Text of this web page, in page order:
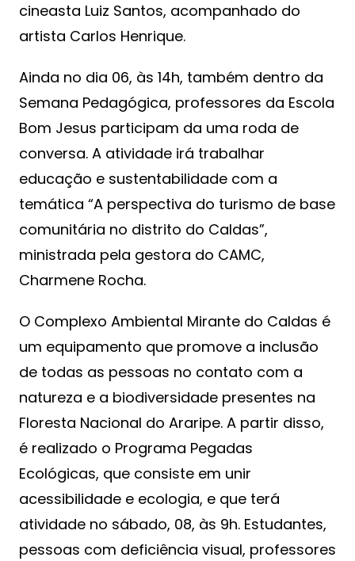
cineasta Luiz Santos, acompanhado do
artista Carlos Henrique.
Ainda no dia 06, às 14h, também dentro da
Semana Pedagógica, professores da Escola
Bom Jesus participam da uma roda de
conversa. A atividade irá trabalhar
educação e sustentabilidade com a
temática “A perspectiva do turismo de base
comunitária no distrito do Caldas”,
ministrada pela gestora do CAMC,
Charmene Rocha.
O Complexo Ambiental Mirante do Caldas é
um equipamento que promove a inclusão
de todas as pessoas no contato com a
natureza e a biodiversidade presentes na
Floresta Nacional do Araripe. A partir disso,
é realizado o Programa Pegadas
Ecológicas, que consiste em unir
acessibilidade e ecologia, e que terá
atividade no sábado, 08, às 9h. Estudantes,
pessoas com deficiência visual, professores